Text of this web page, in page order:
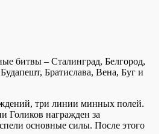
битвы – Сталинград, Белгород,
Братислава, Вена, Буг и
три линии минных полей.
Голиков награжден за
основные силы. После этого